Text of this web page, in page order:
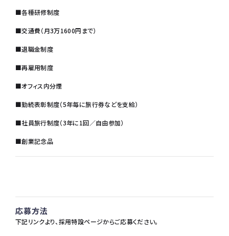
■各種研修制度
■交通費（月3万1600円まで）
■退職金制度
■再雇用制度
■オフィス内分煙
■勤続表彰制度（5年毎に旅行券などを支給）
■社員旅行制度（3年に1回／自由参加）
■創業記念品
応募方法
下記リンクより、採用特設ページからご応募ください。